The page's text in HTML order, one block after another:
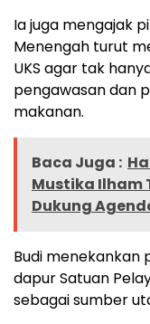
Ia juga mengajak
Menengah turut
UKS agar tak
pengawasan dan
makanan.
Baca Juga :
Mustika Ilham
Dukung
Budi menekankan
dapur Satuan
sebagai sumber